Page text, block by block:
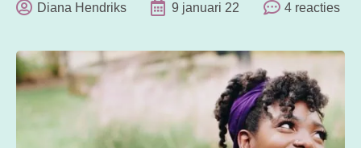
Diana Hendriks 9 januari 22 4 reacties